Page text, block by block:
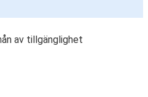
av tillgänglighet